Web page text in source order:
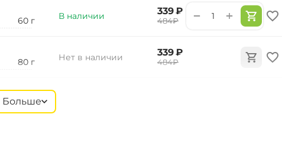
В наличии ‍339‍ ₽
‍484‍₽ +
−
60 г
Нет в наличии ‍339‍ ₽
‍484‍₽
80 г
90 г
Больше